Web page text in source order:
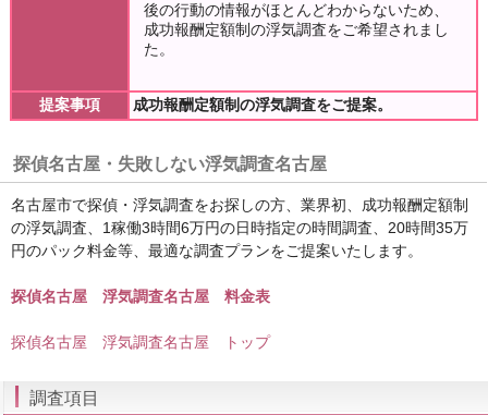
後の行動の情報がほとんどわからないため、
成功報酬定額制の浮気調査をご希望されまし
た。
提案事項 成功報酬定額制の浮気調査をご提案。
探偵名古屋・失敗しない浮気調査名古屋
名古屋市で探偵・浮気調査をお探しの方、業界初、成功報酬定額制
の浮気調査、1稼働3時間6万円の日時指定の時間調査、20時間35万
円のパック料金等、最適な調査プランをご提案いたします。
探偵名古屋 浮気調査名古屋 料金表
探偵名古屋 浮気調査名古屋 トップ
調査項目